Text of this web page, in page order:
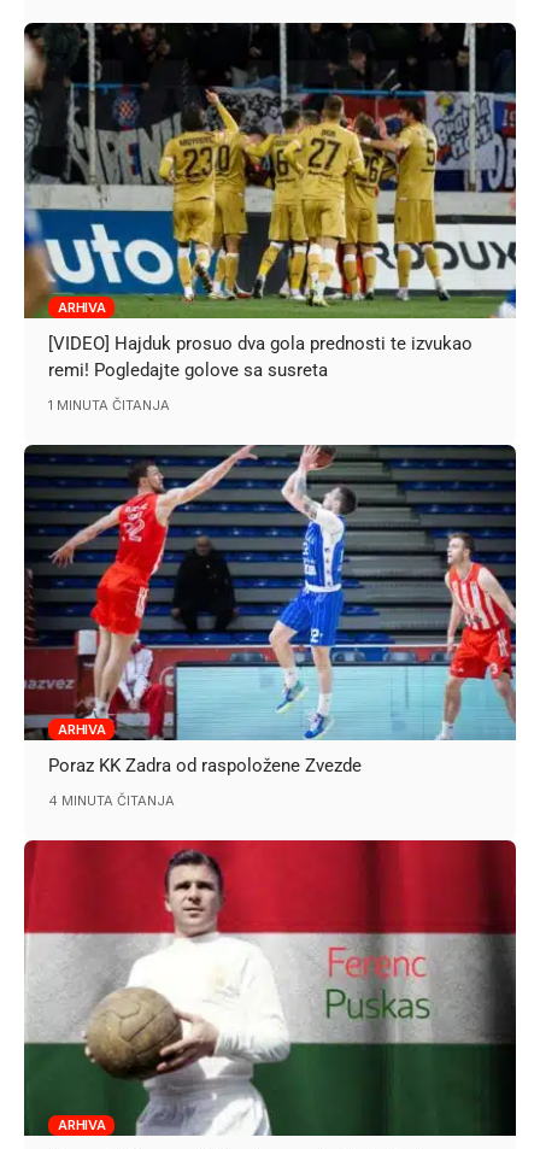
ARHIVA
[VIDEO] Hajduk prosuo dva gola prednosti te izvukao
remi! Pogledajte golove sa susreta
1 MINUTA ČITANJA
ARHIVA
Poraz KK Zadra od raspoložene Zvezde
4 MINUTA ČITANJA
ARHIVA